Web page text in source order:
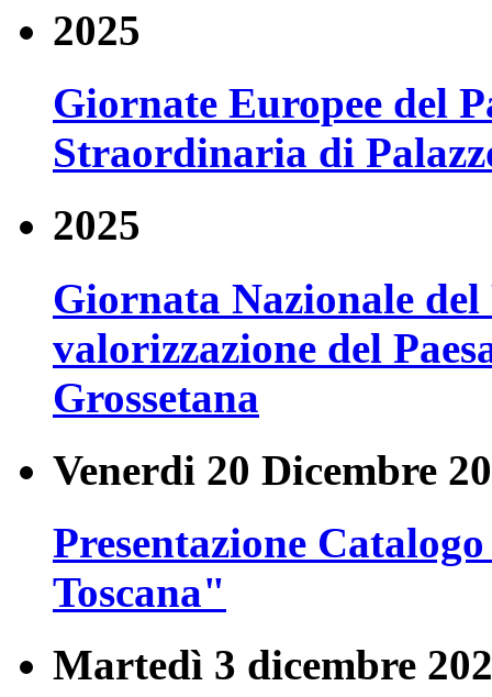
2025
Giornate Europee del
Straordinaria di
2025
Giornata Nazionale
valorizzazione del
Grossetana
Venerdi 20 Dicembre
Presentazione
Toscana"
Martedì 3 dicembre